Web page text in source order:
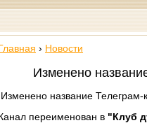
› Новости
Изменено
Изменено название Телеграм-
переименован в "Клуб